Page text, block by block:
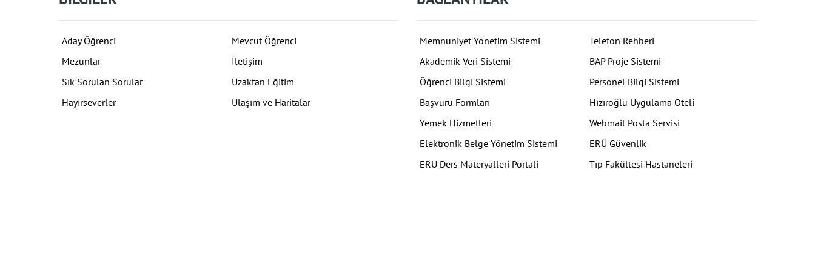
Aday Öğrenci
Mevcut Öğrenci
Mezunlar
İletişim
Sık Sorulan Sorular
Uzaktan Eğitim
Hayırseverler
Ulaşım ve Haritalar
Memnuniyet Yönetim Sistemi
Telefon Rehberi
Akademik Veri Sistemi
BAP Proje Sistemi
Öğrenci Bilgi Sistemi
Personel Bilgi Sistemi
Başvuru Formları
Hızıroğlu Uygulama Oteli
Yemek Hizmetleri
Webmail Posta Servisi
Elektronik Belge Yönetim Sistemi
ERÜ Güvenlik
ERÜ Ders Materyalleri Portali
Tıp Fakültesi Hastaneleri